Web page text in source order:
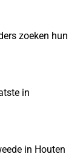
zoeken hun
in
in Houten